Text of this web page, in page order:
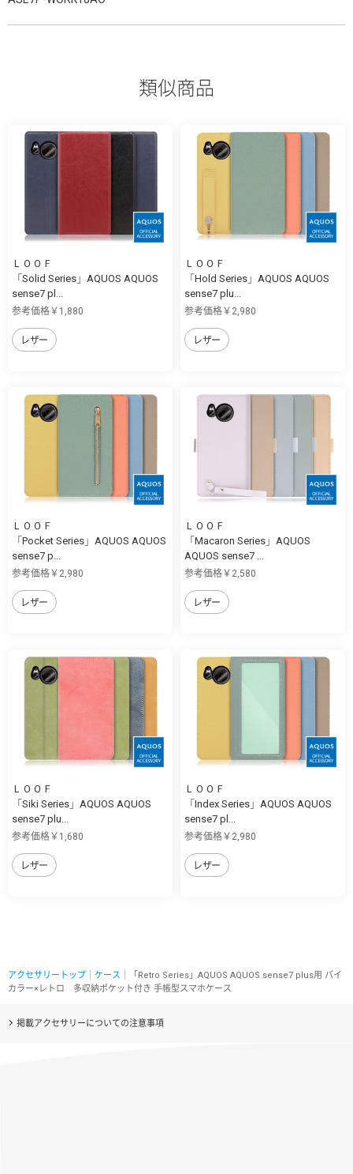
類似商品
ＬＯＯＦ
「Solid Series」AQUOS AQUOS
sense7 pl...
参考価格￥1,880
レザー
ＬＯＯＦ
「Hold Series」AQUOS AQUOS
sense7 plu...
参考価格￥2,980
レザー
ＬＯＯＦ
「Pocket Series」AQUOS AQUOS
sense7 p...
参考価格￥2,980
レザー
ＬＯＯＦ
「Macaron Series」AQUOS
AQUOS sense7 ...
参考価格￥2,580
レザー
ＬＯＯＦ
「Siki Series」AQUOS AQUOS
sense7 plu...
参考価格￥1,680
レザー
ＬＯＯＦ
「Index Series」AQUOS AQUOS
sense7 pl...
参考価格￥2,980
レザー
アクセサリートップ ケース ｜「Retro Series」AQUOS AQUOS sense7 plus用 バイ
カラー×レトロ 多収納ポケット付き 手帳型スマホケース
掲載アクセサリーについての注意事項